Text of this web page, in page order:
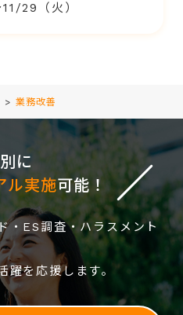
29（火）
> 業務改善
に
ル実施可能！
・ES調査・ハラスメント
躍を応援します。